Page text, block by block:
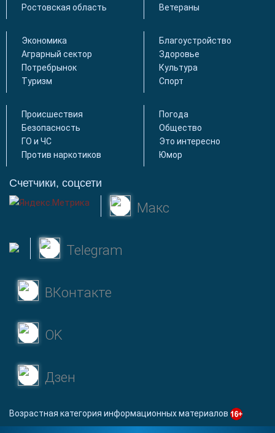
Ростовская область
Ветераны
Экономика
Аграрный сектор
Потребрынок
Туризм
Благоустройство
Здоровье
Культура
Спорт
Происшествия
Безопасность
ГО и ЧС
Против наркотиков
Погода
Общество
Это интересно
Юмор
Счетчики, соцсети
Макс
Telegram
ВКонтакте
OK
Дзен
Возрастная категория информационных материалов